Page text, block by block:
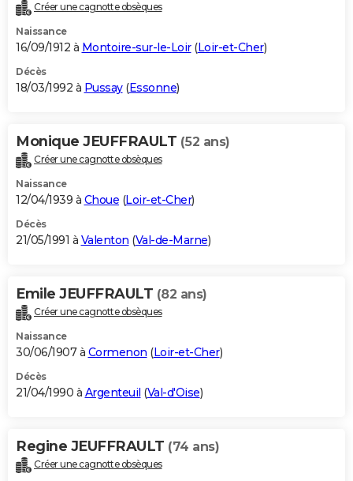
Créer une cagnotte obsèques
Naissance
16/09/1912 à Montoire-sur-le-Loir(Loir-et-Cher)
Décès
18/03/1992 à Pussay(Essonne)
Monique JEUFFRAULT (52 ans)
Créer une cagnotte obsèques
Naissance
12/04/1939 à Choue (Loir-et-Cher)
Décès
21/05/1991 à Valenton (Val-de-Marne)
Emile JEUFFRAULT (82 ans)
Créer une cagnotte obsèques
Naissance
30/06/1907 à Cormenon (Loir-et-Cher)
Décès
21/04/1990 à Argenteuil (Val-d'Oise)
Regine JEUFFRAULT (74 ans)
Créer une cagnotte obsèques